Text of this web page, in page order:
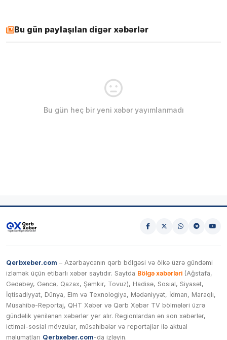
Bu gün paylaşılan digər xəbərlər
Bu gün heç bir yeni xəbər yayımlanmadı
Qerbxeber.com – Azərbaycanın qərb bölgəsi və ölkə üzrə gündəmi
izləmək üçün etibarlı xəbər saytıdır. Saytda Bölgə xəbərləri (Ağstafa,
Gədəbəy, Gəncə, Qazax, Şəmkir, Tovuz), Hadisə, Sosial, Siyasət,
İqtisadiyyat, Dünya, Elm və Texnologiya, Mədəniyyət, İdman, Maraqlı,
Müsahibə-Reportaj, QHT Xəbər və Qərb Xəbər TV bölmələri üzrə
gündəlik yenilənən xəbərlər yer alır. Regionlardan ən son xəbərlər,
ictimai-sosial mövzular, müsahibələr və reportajlar ilə aktual
məlumatları Qerbxeber.com-da izləyin.